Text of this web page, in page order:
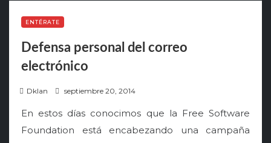
ENTÉRATE
Defensa personal del correo
electrónico
Dklan
s
t
septiembre 20, 2014
En estos días conocimos que la Free Software
Foundation está encabezando una campaña